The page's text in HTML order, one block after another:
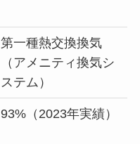
第一種熱交換換気
（アメニティ換気シ
ステム）
93%（2023年実績）